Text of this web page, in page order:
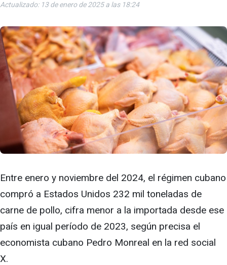
Actualizado: 13 de enero de 2025 a las 18:24
Entre enero y noviembre del 2024, el régimen cubano
compró a Estados Unidos 232 mil toneladas de
carne de pollo, cifra menor a la importada desde ese
país en igual período de 2023, según precisa el
economista cubano Pedro Monreal en la red social
X.